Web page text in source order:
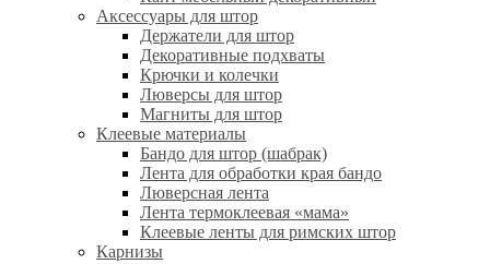
Аксессуары для штор
Держатели для штор
Декоративные подхваты
Крючки и колечки
Люверсы для штор
Магниты для штор
Клеевые материалы
Бандо для штор (шабрак)
Лента для обработки края бандо
Люверсная лента
Лента термоклеевая «мама»
Клеевые ленты для римских штор
Карнизы